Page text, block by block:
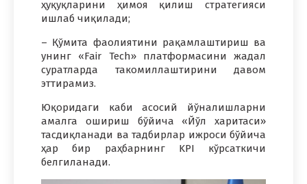
ҳуқуқларини ҳимоя қилиш стратегияси
ишлаб чиқилади;
– Қўмита фаолиятини рақамлаштириш ва
унинг «Fair Tech» платформасини жадал
суратларда такомиллаштирини давом
эттирамиз.
Юқоридаги каби асосий йўналишларни
амалга ошириш бўйича «Йўл харитаси»
тасдиқланади ва тадбирлар ижроси бўйича
ҳар бир раҳбарнинг KPI кўрсаткичи
белгиланади.